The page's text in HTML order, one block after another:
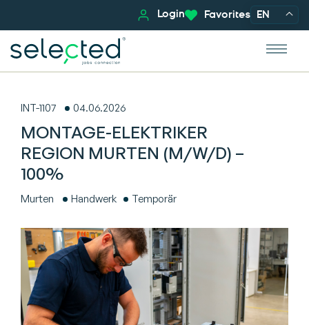
Login Favorites EN
INT-1107 04.06.2026
MONTAGE-ELEKTRIKER
REGION MURTEN (M/W/D) –
100%
Murten Handwerk Temporär